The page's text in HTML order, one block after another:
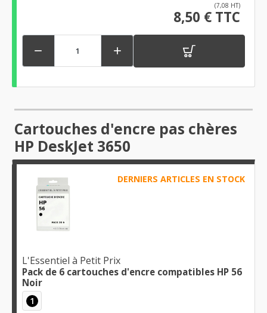
(7,08 HT)
8,50 € TTC
 
Cartouches d'encre pas chères
HP DeskJet 3650
DERNIERS ARTICLES EN STOCK
L'Essentiel à Petit Prix
Pack de 6 cartouches d'encre compatibles HP 56
Noir
1